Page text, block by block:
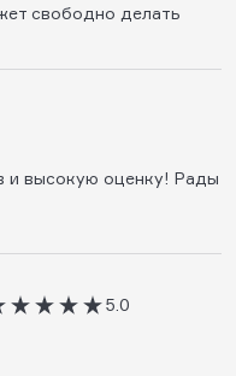
свободно делать
и высокую оценку! Рады
5.0